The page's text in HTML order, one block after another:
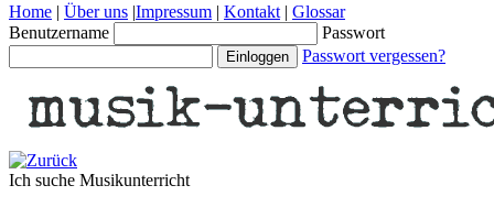
Home | Über uns |Impressum | Kontakt | Glossar
Benutzername
Passwort
Passwort vergessen?
Ich suche Musikunterricht